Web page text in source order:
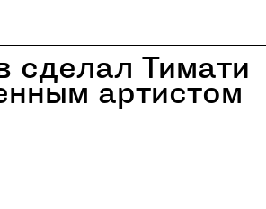
сделал Тимати
артистом